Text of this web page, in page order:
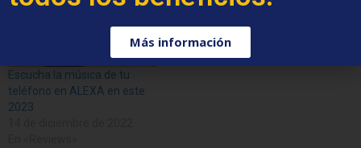
Escucha la música de tu
teléfono en ALEXA en este
2023
Más información